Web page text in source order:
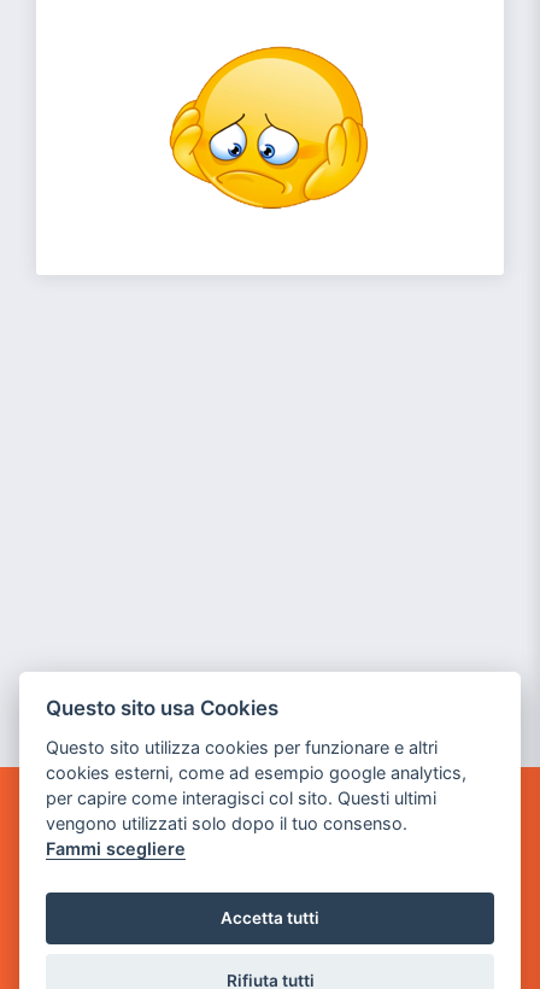
GAME WARP
BY POWER GAME SRL
Sede Legale
via Villaggio dei Platani, 3
- 25014 Castenedolo, Brescia
Questo sito usa Cookies
Questo sito utilizza cookies per funzionare e altri
cookies esterni, come ad esempio google analytics,
per capire come interagisci col sito. Questi ultimi
vengono utilizzati solo dopo il tuo consenso.
Fammi scegliere
Accetta tutti
Rifiuta tutti